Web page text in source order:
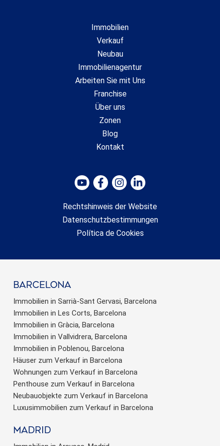
Immobilien
Verkauf
Neubau
Immobilienagentur
Arbeiten Sie mit Uns
Franchise
Über uns
Zonen
Blog
Kontakt
Rechtshinweis der Website
Datenschutzbestimmungen
Política de Cookies
barcelona
Immobilien in Sarrià-Sant Gervasi, Barcelona
Immobilien in Les Corts, Barcelona
Immobilien in Gràcia, Barcelona
Immobilien in Vallvidrera, Barcelona
Immobilien in Poblenou, Barcelona
Häuser zum Verkauf in Barcelona
Wohnungen zum Verkauf in Barcelona
Penthouse zum Verkauf in Barcelona
Neubauobjekte zum Verkauf in Barcelona
Luxusimmobilien zum Verkauf in Barcelona
Madrid